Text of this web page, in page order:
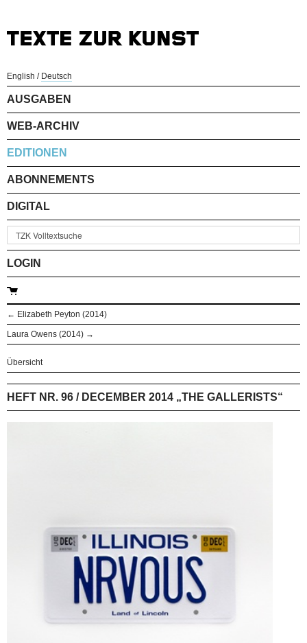
English / Deutsch
AUSGABEN
WEB-ARCHIV
EDITIONEN
ABONNEMENTS
DIGITAL
LOGIN
← Elizabeth Peyton (2014)
Laura Owens (2014) →
Übersicht
HEFT NR. 96 / DECEMBER 2014 „THE GALLERISTS“